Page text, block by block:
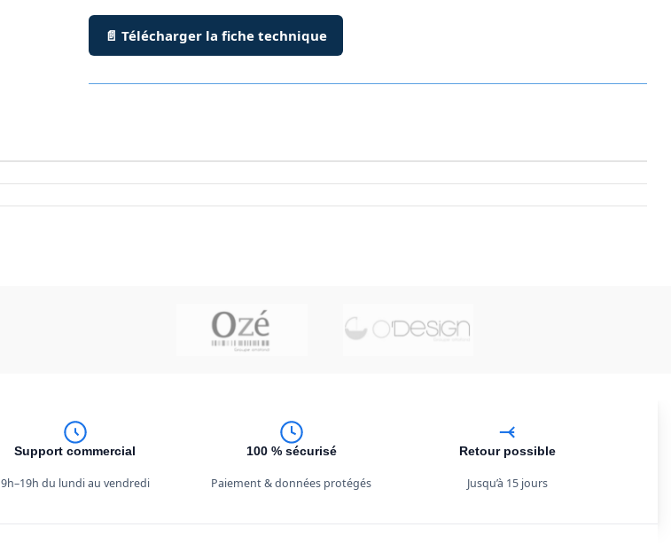
📄 Télécharger la fiche technique
Support commercial
9h–19h du lundi au vendredi
100 % sécurisé
Paiement & données protégés
Retour possible
Jusqu’à 15 jours